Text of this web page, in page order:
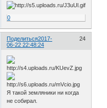
0
Поделиться 24
2017-
06-22 22:48:24
Я такой земляники ни когда
не собирал.